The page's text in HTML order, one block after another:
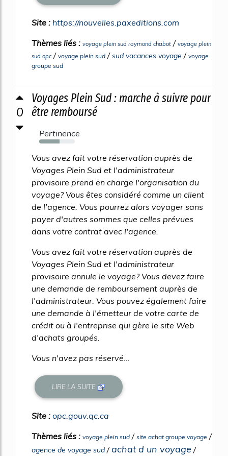
Site : https://nouvelles.paxeditions.com
Thèmes liés : voyage plein sud raymond chabot / voyage plein
sud opc/ voyage plein sud /sud vacances voyage / voyage
groupe sud
0
Voyages Plein Sud : marche à suivre pour
être remboursé
Pertinence
57%
Vous avez fait votre réservation auprès de
Voyages Plein Sud et l'administrateur
provisoire prend en charge l'organisation du
voyage? Vous êtes considéré comme un client
de l'agence. Vous pourrez alors voyager sans
payer d'autres sommes que celles prévues
dans votre contrat avec l'agence.
Vous avez fait votre réservation auprès de
Voyages Plein Sud et l'administrateur
provisoire annule le voyage? Vous devez faire
une demande de remboursement auprès de
l'administrateur. Vous pouvez également faire
une demande à l'émetteur de votre carte de
crédit ou à l'entreprise qui gère le site Web
d'achats groupés.
Vous n'avez pas réservé...
LIRE LA SUITE
Site : opc.gouv.qc.ca
Thèmes liés : voyage plein sud / site achat groupe voyage /
agence de voyage sud /achat d un voyage /